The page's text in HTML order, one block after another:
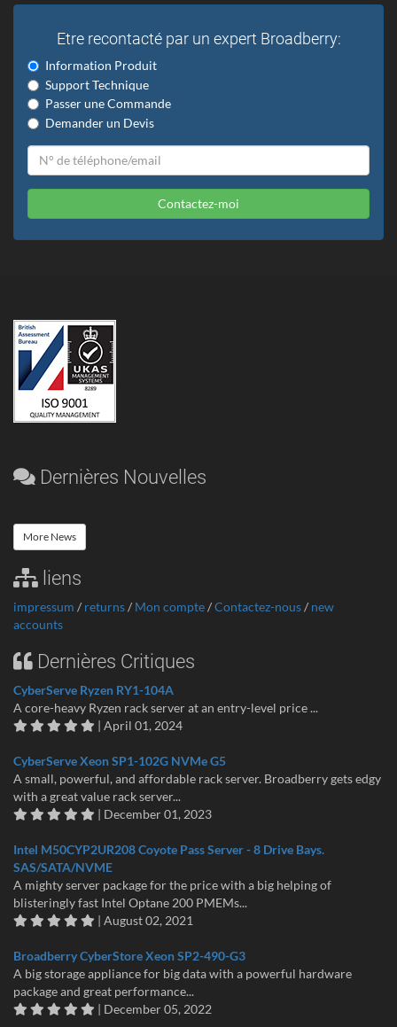
Etre recontacté par un expert Broadberry:
Information Produit
Support Technique
Passer une Commande
Demander un Devis
Contactez-moi
Dernières Nouvelles
More News
liens
impressum / returns/ Mon compte/Contactez-nous/ new
accounts
Dernières Critiques
CyberServe Ryzen RY1-104A
A core-heavy Ryzen rack server at an entry-level price ...
| April 01, 2024
CyberServe Xeon SP1-102G NVMe G5
A small, powerful, and affordable rack server. Broadberry gets edgy
with a great value rack server...
| December 01, 2023
Intel M50CYP2UR208 Coyote Pass Server - 8 Drive Bays.
SAS/SATA/NVME
A mighty server package for the price with a big helping of
blisteringly fast Intel Optane 200 PMEMs...
| August 02, 2021
Broadberry CyberStore Xeon SP2-490-G3
A big storage appliance for big data with a powerful hardware
package and great performance...
| December 05, 2022